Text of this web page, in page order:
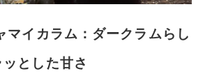
マイカラム：ダークラムらし
とした甘さ